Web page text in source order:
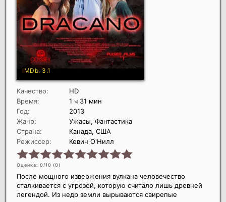
Качество:
HD
Время:
1 ч 31 мин
Год:
2013
Жанр:
Ужасы, Фантастика
Страна:
Канада, США
Режиссер:
Кевин О'Нилл
Оценка: 0/10 (0)
После мощного извержения вулкана человечество
сталкивается с угрозой, которую считало лишь древней
легендой. Из недр земли вырываются свирепые